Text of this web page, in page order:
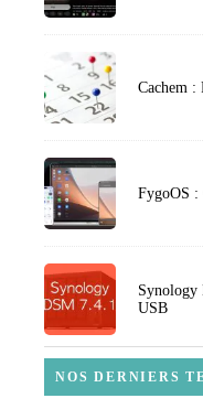
Cachem :
FygoOS
Synology
USB
NOS DERNIERS